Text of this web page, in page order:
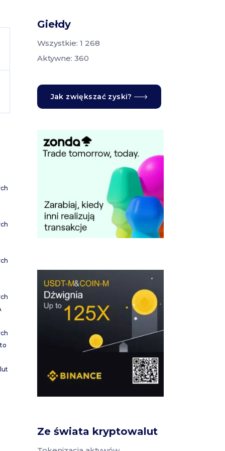
Giełdy
Wszystkie: 1 268
Aktywne: 360
Jak zwiększać zyski?
Ze świata kryptowalut